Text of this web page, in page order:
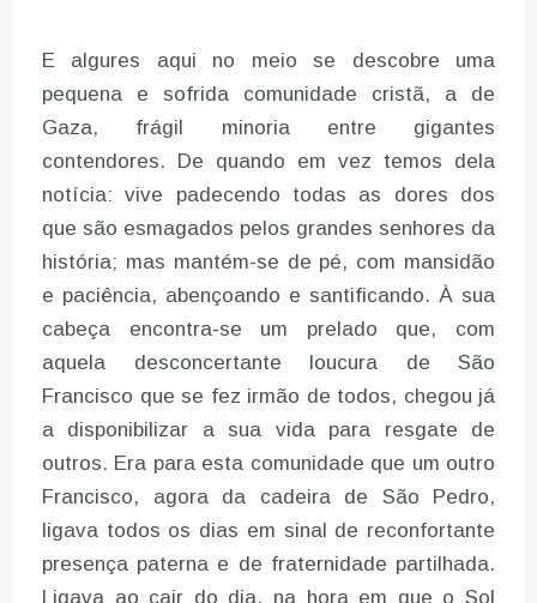
E algures aqui no meio se descobre uma
pequena e sofrida comunidade cristã, a de
Gaza, frágil minoria entre gigantes
contendores. De quando em vez temos dela
notícia: vive padecendo todas as dores dos
que são esmagados pelos grandes senhores da
história; mas mantém-se de pé, com mansidão
e paciência, abençoando e santificando. À sua
cabeça encontra-se um prelado que, com
aquela desconcertante loucura de São
Francisco que se fez irmão de todos, chegou já
a disponibilizar a sua vida para resgate de
outros. Era para esta comunidade que um outro
Francisco, agora da cadeira de São Pedro,
ligava todos os dias em sinal de reconfortante
presença paterna e de fraternidade partilhada.
Ligava ao cair do dia, na hora em que o Sol